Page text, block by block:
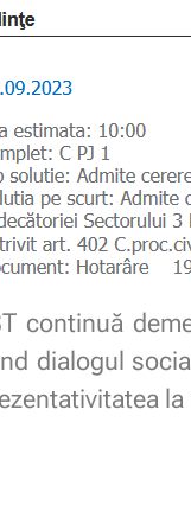
continuă
dialogul